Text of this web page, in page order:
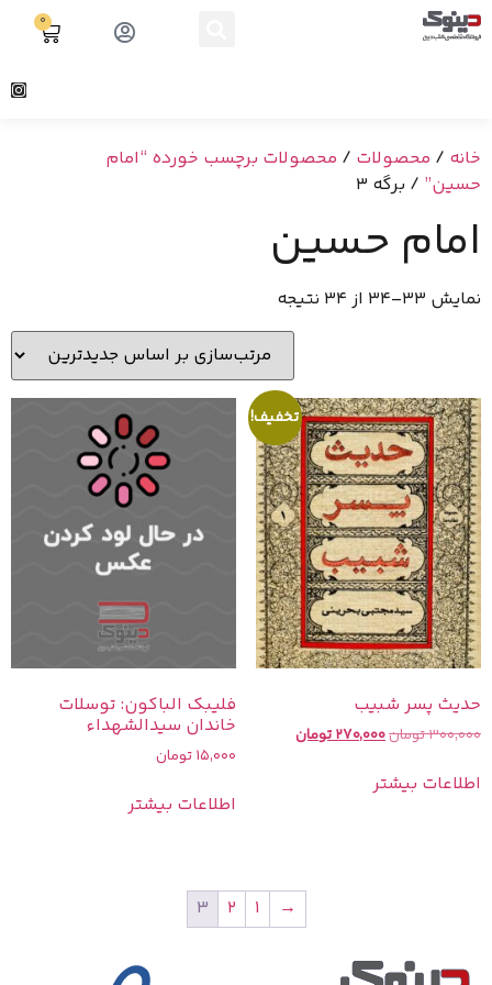
0
خانه / محصولات / محصولات برچسب خورده “امام
حسین” / برگه 3
امام حسین
نمایش 33–34 از 34 نتیجه
تخفیف!
حدیث پسر شبیب
300,000تومان270,000تومان
اطلاعات بیشتر
فلیبک الباکون: توسلات
خاندان سیدالشهداء
15,000تومان
اطلاعات بیشتر
→
1
2
3